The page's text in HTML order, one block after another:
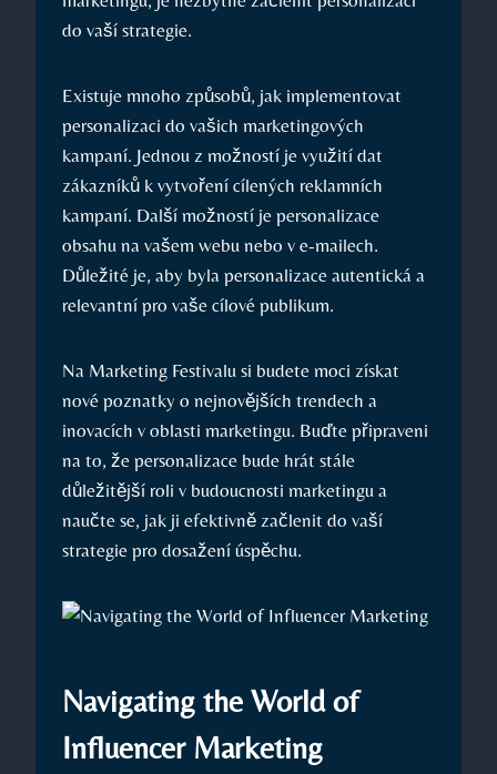
do vaší strategie.
Existuje​ mnoho způsobů,⁢ jak implementovat
personalizaci do vašich marketingových
kampaní. Jednou z‍ možností je využití dat
zákazníků k vytvoření cílených reklamních
⁢kampaní. ‍Další možností ⁢je personalizace
⁣obsahu na vašem webu nebo v e-mailech.
Důležité je, ⁢aby⁣ byla personalizace autentická a ​
relevantní pro vaše cílové publikum.
Na Marketing Festivalu si budete moci získat
nové poznatky​ o ‍nejnovějších trendech a
inovacích‌ v oblasti marketingu. Buďte připraveni‍
na to, že personalizace bude hrát stále
důležitější roli v budoucnosti ‍marketingu a
naučte se, jak ji efektivně začlenit ​do⁤ vaší
strategie pro​ dosažení úspěchu.
Navigating the World of
Influencer Marketing